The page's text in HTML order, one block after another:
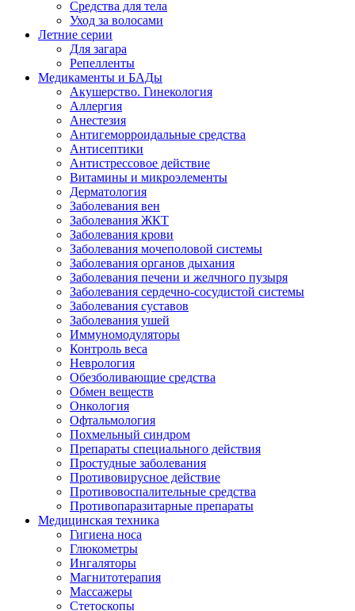
Средства для тела
Уход за волосами
Летние серии
Для загара
Репелленты
Медикаменты и БАДы
Акушерство. Гинекология
Аллергия
Анестезия
Антигеморроидальные средства
Антисептики
Антистрессовое действие
Витамины и микроэлементы
Дерматология
Заболевания вен
Заболевания ЖКТ
Заболевания крови
Заболевания мочеполовой системы
Заболевания органов дыхания
Заболевания печени и желчного пузыря
Заболевания сердечно-сосудистой системы
Заболевания суставов
Заболевания ушей
Иммуномодуляторы
Контроль веса
Неврология
Обезболивающие средства
Обмен веществ
Онкология
Офтальмология
Похмельный синдром
Препараты специального действия
Простудные заболевания
Противовирусное действие
Противовоспалительные средства
Противопаразитарные препараты
Медицинская техника
Гигиена носа
Глюкометры
Ингаляторы
Магнитотерапия
Массажеры
Стетоскопы